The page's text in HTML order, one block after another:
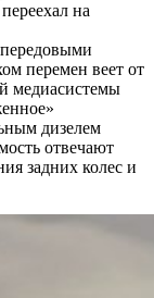
на
перемен веет от
медиасистемы
дизелем
отвечают
задних колес и